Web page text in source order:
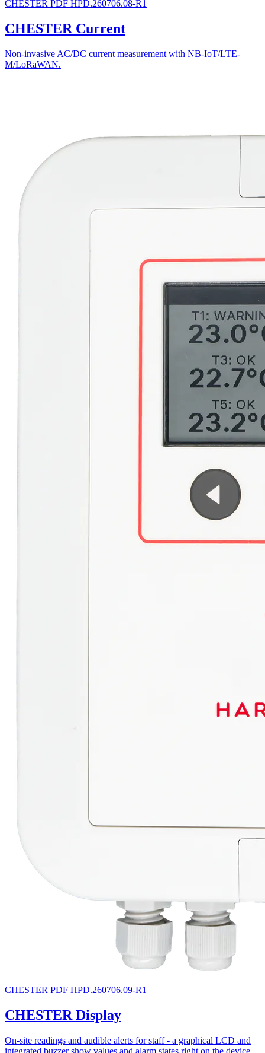
CHESTER PDF HPD.260706.08-R1
CHESTER Current
Non-invasive AC/DC current measurement with NB-IoT/LTE-
M/LoRaWAN.
CHESTER PDF HPD.260706.09-R1
CHESTER Display
On-site readings and audible alerts for staff - a graphical LCD and
integrated buzzer show values and alarm states right on the device.